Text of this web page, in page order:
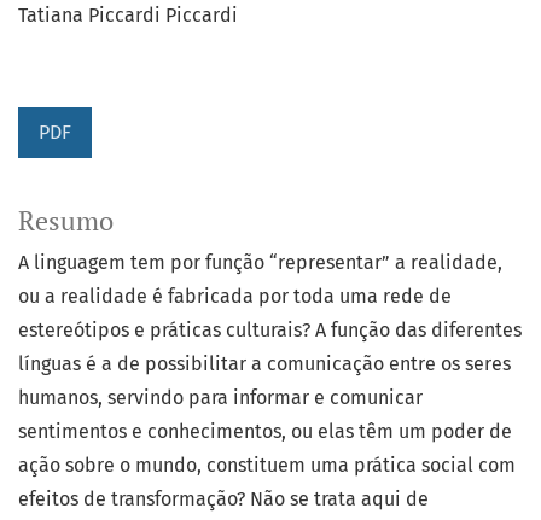
Tatiana Piccardi Piccardi
PDF
Resumo
A linguagem tem por função “representar” a realidade,
ou a realidade é fabricada por toda uma rede de
estereótipos e práticas culturais? A função das diferentes
línguas é a de possibilitar a comunicação entre os seres
humanos, servindo para informar e comunicar
sentimentos e conhecimentos, ou elas têm um poder de
ação sobre o mundo, constituem uma prática social com
efeitos de transformação? Não se trata aqui de